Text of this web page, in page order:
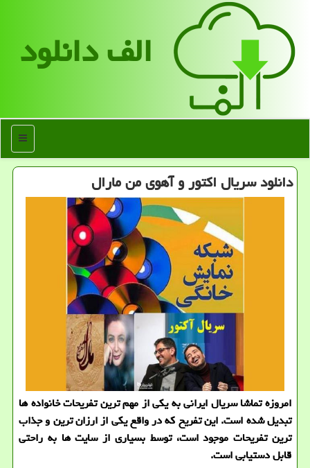
الف دانلود
منو
دانلود سریال اكتور و آهوی من مارال
امروزه تماشا سریال ایرانی به یكی از مهم ترین تفریحات خانواده ها
تبدیل شده است. این تفریح كه در واقع یكی از ارزان ترین و جذاب
ترین تفریحات موجود است، توسط بسیاری از سایت ها به راحتی
قابل دستیابی است.